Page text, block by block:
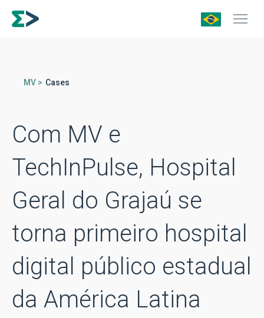
MV > Cases
Com MV e
TechInPulse, Hospital
Geral do Grajaú se
torna primeiro hospital
digital público estadual
da América Latina